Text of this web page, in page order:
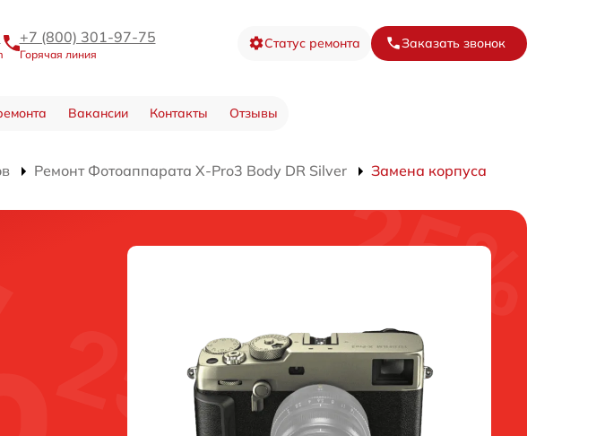
+7 (800) 301-97-75
Горячая линия
Статус ремонта Заказать звонок
Вакансии Контакты Отзывы
Ремонт Фотоаппарата X-Pro3 Body DR Silver Замена корпуса